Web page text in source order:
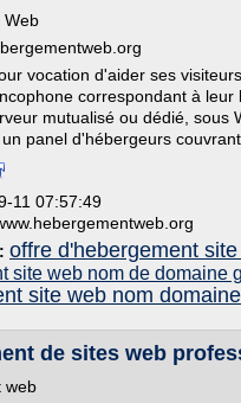
Web
vocation d'aider ses
correspondant à
mutualisé ou dédié, sous
panel d'hébergeurs
11 07:57:49
offre d'hebergement
site web nom de domaine
site web nom domaine
de sites web
web